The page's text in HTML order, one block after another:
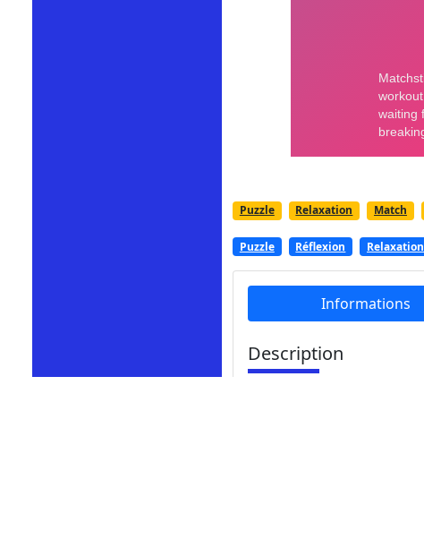
Puzzle Relaxation Match
Puzzle Réflexion Relaxation
Informations
Description